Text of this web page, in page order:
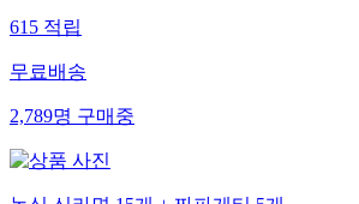
615적립
무료배송
2,789명구매중